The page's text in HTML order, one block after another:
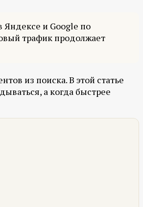
Яндексе и Google по
трафик продолжает
из поиска. В этой статье
а когда быстрее